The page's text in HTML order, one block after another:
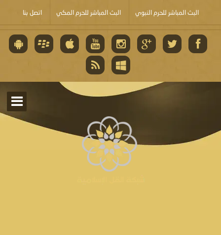
البث المباشر للحرم النبوي البث المباشر للحرم المكي اتصل بنا